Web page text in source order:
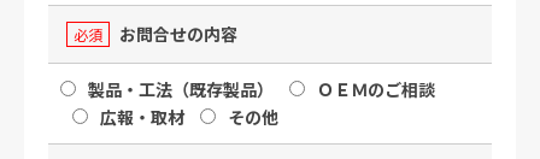
必須 お問合せの内容
製品・工法（既存製品）
ＯＥＭのご相談
広報・取材
その他